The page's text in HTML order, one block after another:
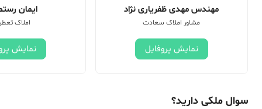
مهندس مهدی ظفریاری نژاد
مشاور املاک سعادت
نمایش پروفایل
ایمان
املاک
نمایش
سوال ملکی دارید؟